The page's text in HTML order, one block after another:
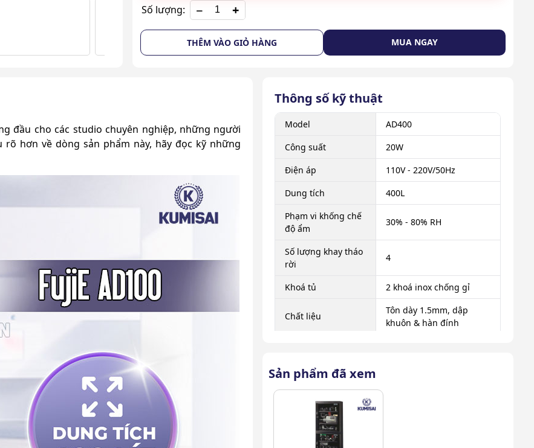
Số lượng: +
THÊM VÀO GIỎ HÀNG MUA NGAY
đầu cho các studio chuyên nghiệp, những người
hơn về dòng sản phẩm này, hãy đọc kỹ những
Thông số kỹ thuật
Model
AD400
Công suất
20W
Điện áp
110V - 220V/50Hz
Dung tích
400L
Phạm vi khống chế
độ ẩm
30% - 80% RH
Số lượng khay tháo
rời
4
Khoá tủ 2 khoá inox chống gỉ
Chất liệu
Tôn dày 1.5mm, dập
khuôn & hàn đính
Màu
Kích thước sản
phẩm (ngoài)
Sản phẩm đã xem